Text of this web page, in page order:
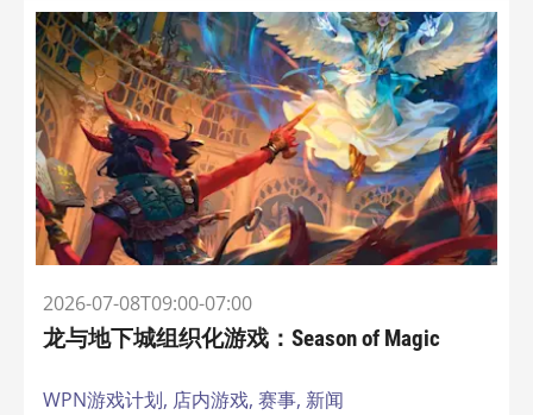
2026-07-08T09:00-07:00
龙与地下城组织化游戏：Season of Magic
WPN游戏计划, 店内游戏, 赛事, 新闻